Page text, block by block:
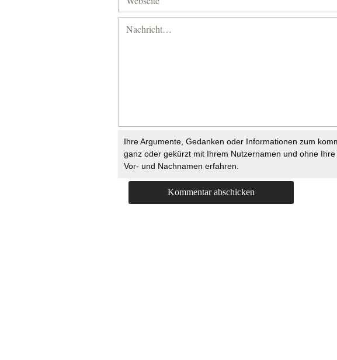
Ihre Argumente, Gedanken oder Informationen zum
ganz oder gekürzt mit Ihrem Nutzernamen und ohne
Vor- und Nachnamen erfahren.